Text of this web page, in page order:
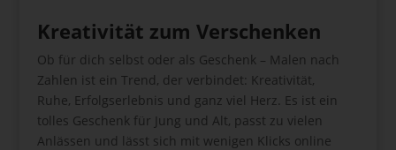
Kreativität zum Verschenken
Ob für dich selbst oder als Geschenk – Malen nach
Zahlen ist ein Trend, der verbindet: Kreativität,
Ruhe, Erfolgserlebnis und ganz viel Herz. Es ist ein
tolles Geschenk für Jung und Alt, passt zu vielen
Anlässen und lässt sich mit wenigen Klicks online